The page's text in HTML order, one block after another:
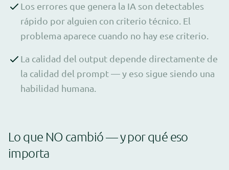
Los errores que genera la IA son detectables
rápido por alguien con criterio técnico. El
problema aparece cuando no hay ese criterio.
La calidad del output depende directamente de
la calidad del prompt — y eso sigue siendo una
habilidad humana.
Lo que NO cambió — y por qué eso
importa